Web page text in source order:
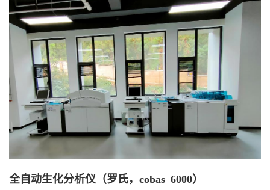
全自动生化分析仪（罗氏，cobas 6000）